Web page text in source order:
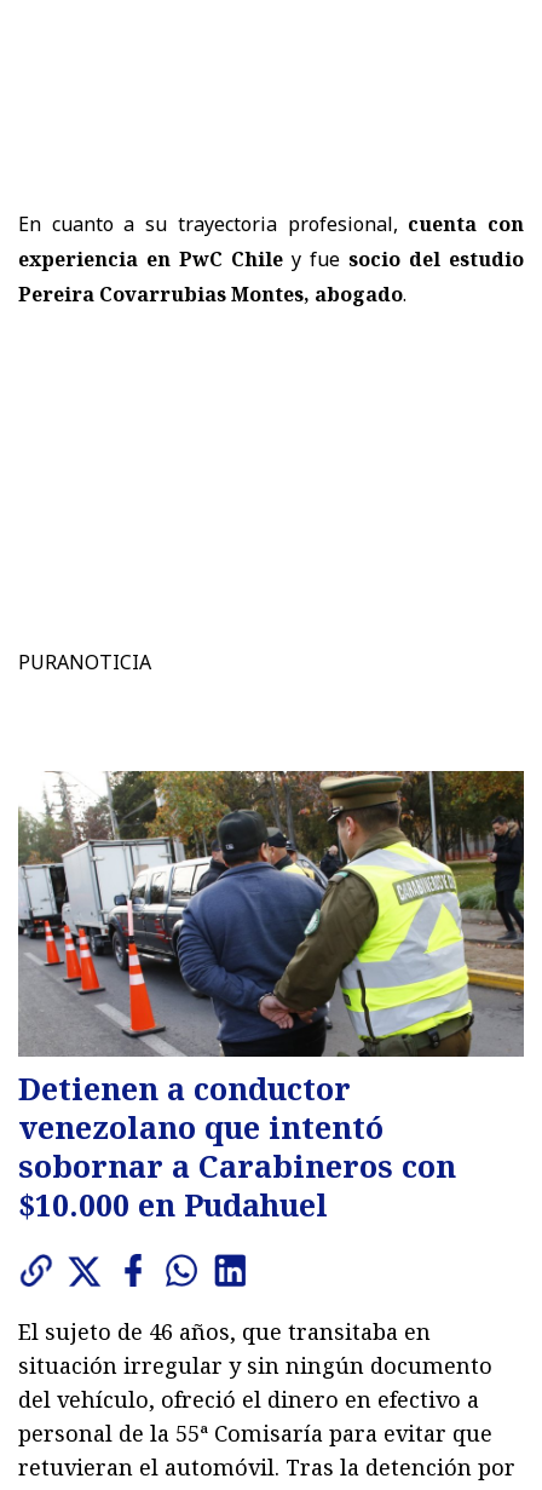
En cuanto a su trayectoria profesional, cuenta con
experiencia en PwC Chile y fue socio del estudio
Pereira Covarrubias Montes, abogado.
PURANOTICIA
Detienen a conductor
venezolano que intentó
sobornar a Carabineros con
$10.000 en Pudahuel
El sujeto de 46 años, que transitaba en
situación irregular y sin ningún documento
del vehículo, ofreció el dinero en efectivo a
personal de la 55ª Comisaría para evitar que
retuvieran el automóvil. Tras la detención por